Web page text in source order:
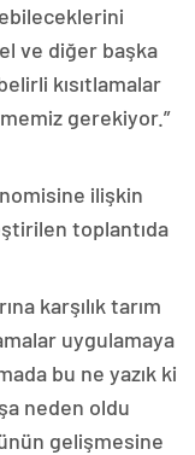
ve diğer başka
kısıtlamalar
gerekiyor.”
ilişkin
toplantıda
karşılık tarım
uygulamaya
bu ne yazık ki
neden oldu
gelişmesine